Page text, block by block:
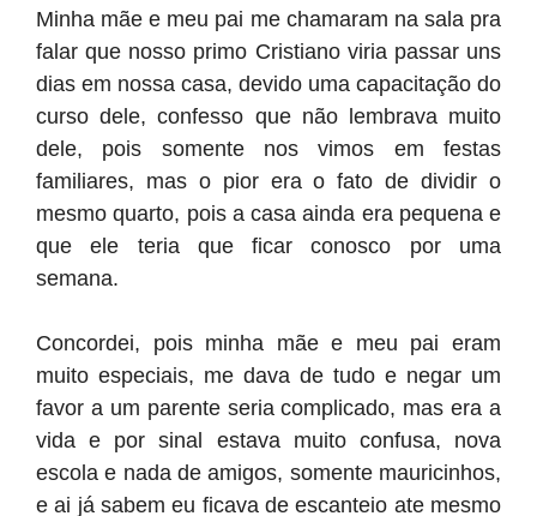
Minha mãe e meu pai me chamaram na sala pra
falar que nosso primo Cristiano viria passar uns
dias em nossa casa, devido uma capacitação do
curso dele, confesso que não lembrava muito
dele, pois somente nos vimos em festas
familiares, mas o pior era o fato de dividir o
mesmo quarto, pois a casa ainda era pequena e
que ele teria que ficar conosco por uma
semana.
Concordei, pois minha mãe e meu pai eram
muito especiais, me dava de tudo e negar um
favor a um parente seria complicado, mas era a
vida e por sinal estava muito confusa, nova
escola e nada de amigos, somente mauricinhos,
e ai já sabem eu ficava de escanteio ate mesmo